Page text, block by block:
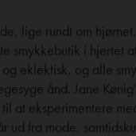
lige rundt om hjørnet.
smykkebutik i hjertet
eklektisk, og alle
ånd. Jane
at eksperimentere
fra mode,